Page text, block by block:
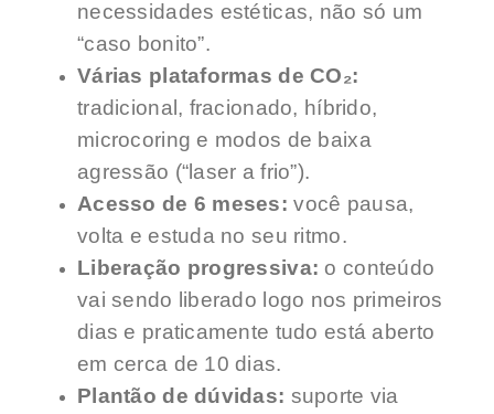
necessidades estéticas, não só um
“caso bonito”.
Várias plataformas de CO₂:
tradicional, fracionado, híbrido,
microcoring e modos de baixa
agressão (“laser a frio”).
Acesso de 6 meses: você pausa,
volta e estuda no seu ritmo.
Liberação progressiva: o conteúdo
vai sendo liberado logo nos primeiros
dias e praticamente tudo está aberto
em cerca de 10 dias.
Plantão de dúvidas: suporte via